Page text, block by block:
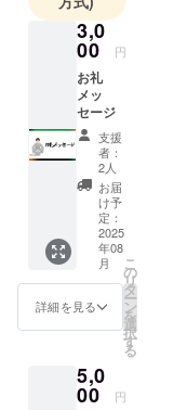
います。3,0
00 円
お礼
メッ
セージ
支援
者：
2人
お届
け予
定：
2025
年08
月
詳細を見る
こ
の
リ
タ
ー
ン
を
選
択
す
る
5,0
00 円